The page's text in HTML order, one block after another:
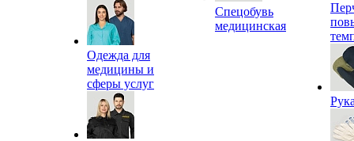
Одежда для
медицины и
сферы услуг
Спецобувь
медицинская